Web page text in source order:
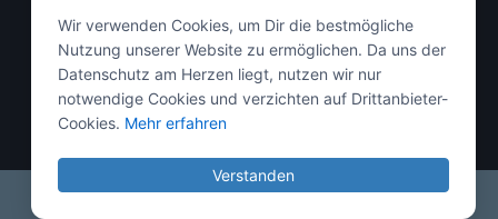
Datenschutz
Passwort zurücksetzen
Buchung verwalten
Wir verwenden Cookies, um Dir die bestmögliche
Nutzung unserer Website zu ermöglichen. Da uns der
Datenschutz am Herzen liegt, nutzen wir nur
notwendige Cookies und verzichten auf Drittanbieter-
Cookies. Mehr erfahren
Verstanden